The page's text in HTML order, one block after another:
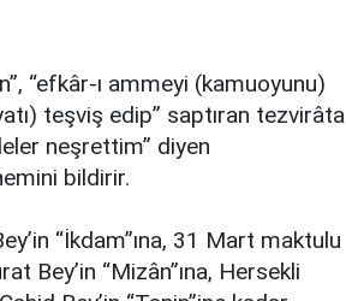
“efkâr-ı ammeyi (kamuoyunu)
teşviş edip” saptıran tezvirâta
neşrettim” diyen
bildirir.
“İkdam”ına, 31 Mart maktulu
Bey’in “Mizân”ına, Hersekli